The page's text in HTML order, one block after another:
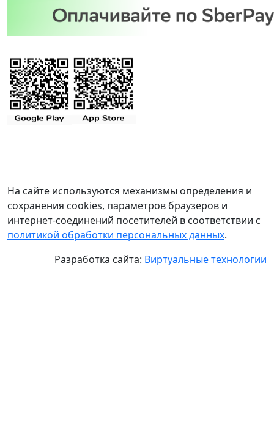
На сайте используются механизмы определения и
сохранения cookies, параметров браузеров и
интернет-соединений посетителей в соответствии с
политикой обработки персональных данных.
Разработка сайта: Виртуальные технологии